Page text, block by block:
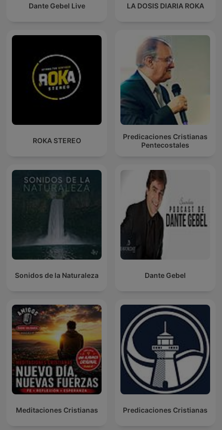
Dante Gebel Live LA DOSIS DIARIA ROKA
ROKA STEREO
Predicaciones Cristianas
Pentecostales
Sonidos de la Naturaleza Dante Gebel
Meditaciones Cristianas Predicaciones Cristianas